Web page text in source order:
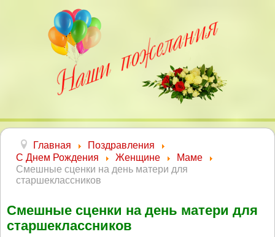
Главная
Поздравления
С Днем Рождения
Женщине
Маме
Смешные сценки на день матери для
старшеклассников
Смешные сценки на день матери для
старшеклассников